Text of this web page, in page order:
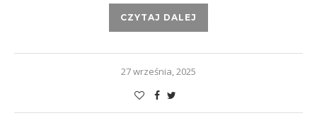
CZYTAJ DALEJ
27 września, 2025